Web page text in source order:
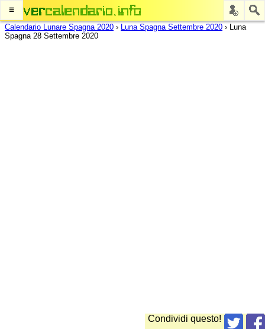
≡
Calendario Lunare Spagna 2020 › Luna Spagna Settembre 2020 › Luna
Spagna 28 Settembre 2020
Condividi questo!